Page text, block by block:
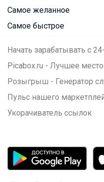
Самое желанное
Самое быстрое
Начать зарабатывать с
Picabox.ru - Лучшее
Розыгрыш - Генератор
Пульс нашего
Укорачиватель ссылок